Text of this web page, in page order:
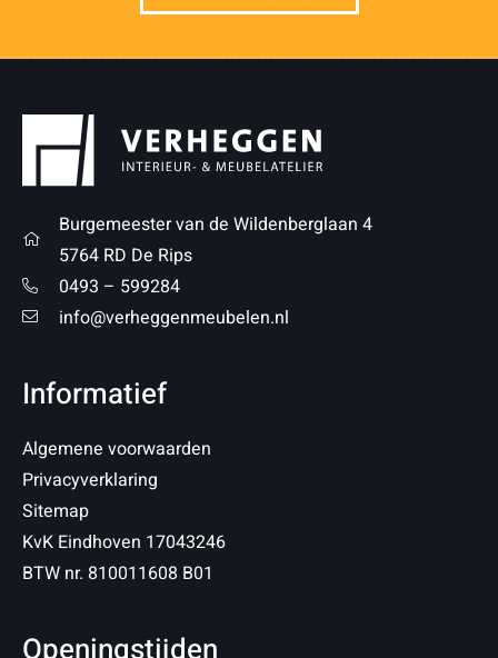
Burgemeester van de Wildenberglaan 4
5764 RD De Rips
0493 – 599284
info@verheggenmeubelen.nl
Informatief
Algemene voorwaarden
Privacyverklaring
Sitemap
KvK Eindhoven 17043246
BTW nr. 810011608 B01